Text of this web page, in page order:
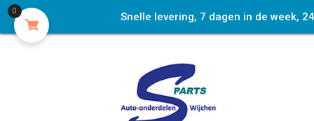
Snelle levering, 7 dagen in de week,
0